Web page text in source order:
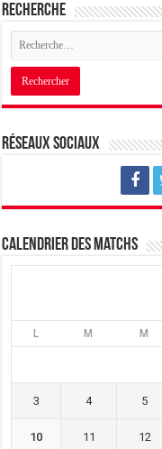
Recherche
Réseaux sociaux
Calendrier des matchs
L M M
3 4 5
10 11 12